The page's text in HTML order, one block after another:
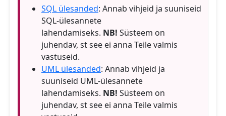
SQL ülesanded: Annab vihjeid ja suuniseid
SQL-ülesannete
lahendamiseks. NB! Süsteem on
juhendav, st see ei anna Teile valmis
vastuseid.
UML ülesanded: Annab vihjeid ja
suuniseid UML-ülesannete
lahendamiseks. NB! Süsteem on
juhendav, st see ei anna Teile valmis